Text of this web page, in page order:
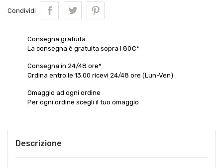
Condividi
Consegna gratuita
La consegna è gratuita sopra i 80€*
Consegna in 24/48 ore*
Ordina entro le 13.00 ricevi 24/48 ore (Lun-Ven)
Omaggio ad ogni ordine
Per ogni ordine scegli il tuo omaggio
Descrizione
Aggiungi alla lista dei desideri
Crea nuova lista
Crea lista dei desideri
Nome lista dei desideri
Annulla
Accedi
Devi avere effettuato l'accesso per salvare dei prodotti